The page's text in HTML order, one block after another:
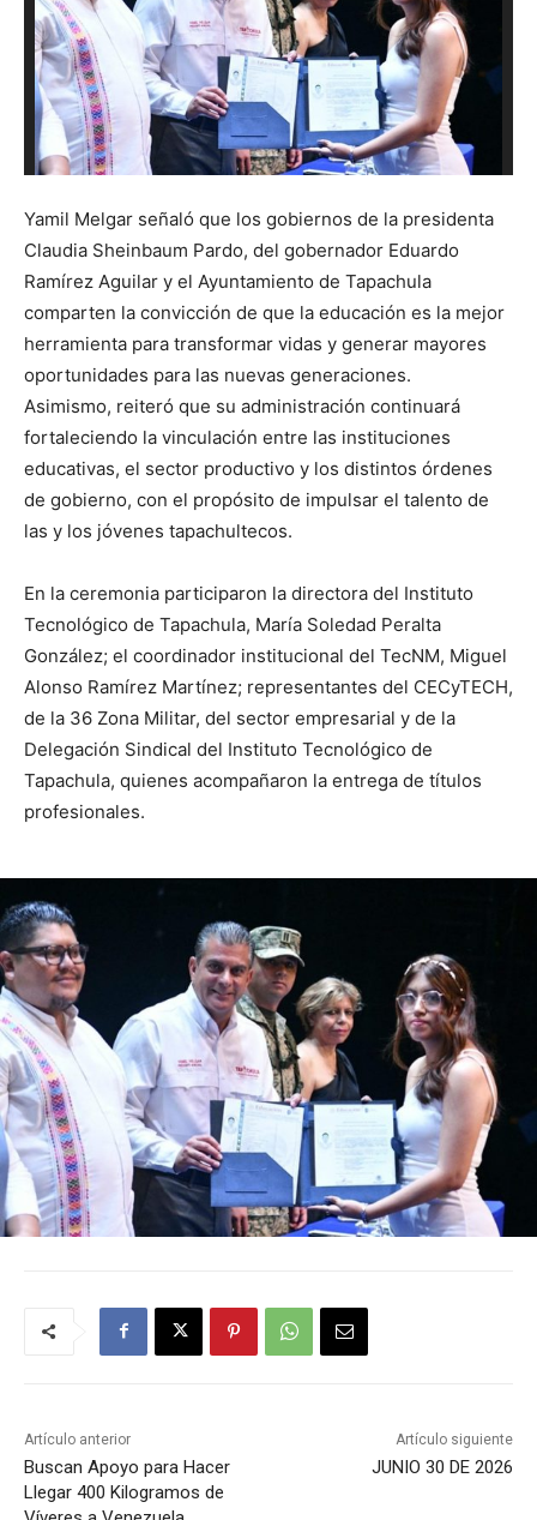
Yamil Melgar señaló que los gobiernos de la presidenta
Claudia Sheinbaum Pardo, del gobernador Eduardo
Ramírez Aguilar y el Ayuntamiento de Tapachula
comparten la convicción de que la educación es la mejor
herramienta para transformar vidas y generar mayores
oportunidades para las nuevas generaciones.
Asimismo, reiteró que su administración continuará
fortaleciendo la vinculación entre las instituciones
educativas, el sector productivo y los distintos órdenes
de gobierno, con el propósito de impulsar el talento de
las y los jóvenes tapachultecos.
En la ceremonia participaron la directora del Instituto
Tecnológico de Tapachula, María Soledad Peralta
González; el coordinador institucional del TecNM, Miguel
Alonso Ramírez Martínez; representantes del CECyTECH,
de la 36 Zona Militar, del sector empresarial y de la
Delegación Sindical del Instituto Tecnológico de
Tapachula, quienes acompañaron la entrega de títulos
profesionales.
Artículo anterior
Buscan Apoyo para Hacer
Llegar 400 Kilogramos de
Artículo siguiente
JUNIO 30 DE 2026